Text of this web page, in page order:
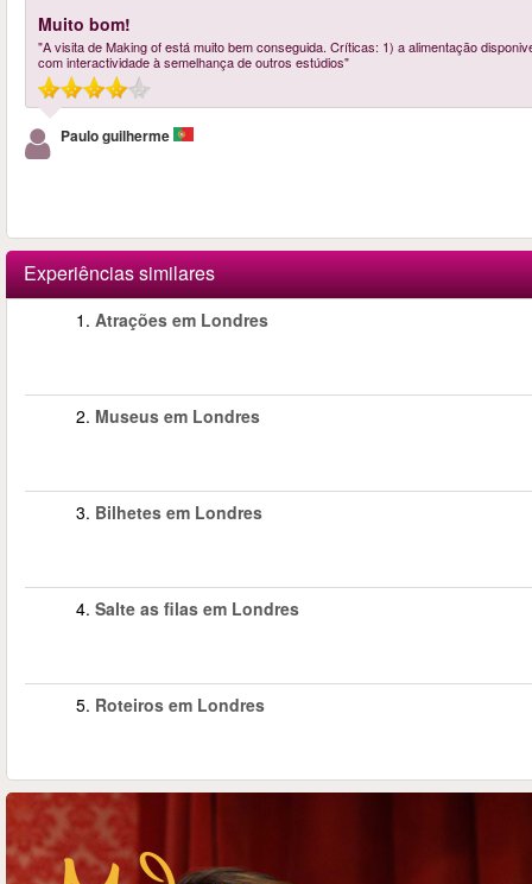
Muito bom!
"A visita de Making of está muito bem conseguida. Críticas: 1) a alimentação
com interactividade à semelhança de outros estúdios"
Paulo guilherme
Experiências similares
1. Atrações em Londres
2. Museus em Londres
3. Bilhetes em Londres
4. Salte as filas em Londres
5. Roteiros em Londres